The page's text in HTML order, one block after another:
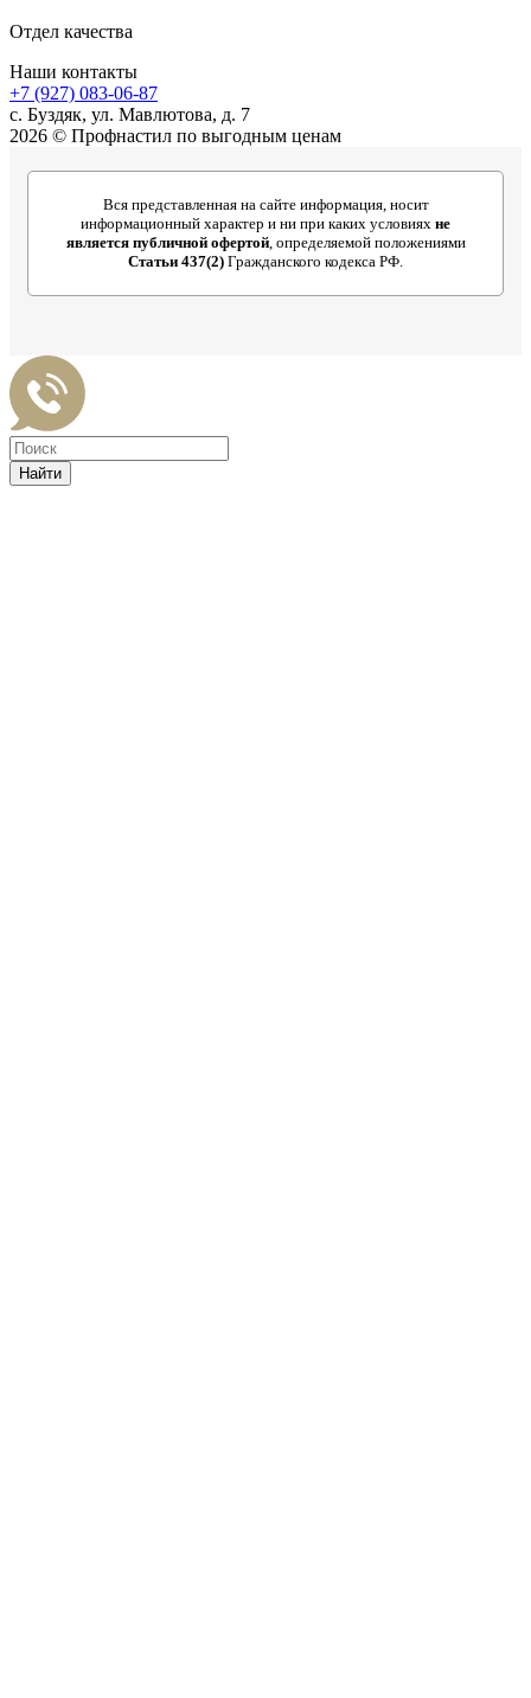
Отдел качества
Наши контакты
+7 (927) 083-06-87
c. Буздяк, ул. Мавлютова, д. 7
2026 © Профнастил по выгодным ценам
Вся представленная на сайте информация, носит
информационный характер и ни при каких условиях не
является публичной офертой, определяемой положениями
Статьи 437(2) Гражданского кодекса РФ.
Найти